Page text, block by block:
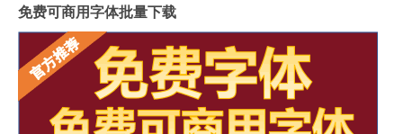
免费可商用字体批量下载